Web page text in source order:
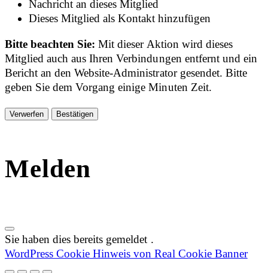
Nachricht an dieses Mitglied
Dieses Mitglied als Kontakt hinzufügen
Bitte beachten Sie:Mit dieser Aktion wird dieses
Mitglied auch aus Ihren Verbindungen entfernt und ein
Bericht an den Website-Administrator gesendet. Bitte
geben Sie dem Vorgang einige Minuten Zeit.
Bestätigen
Melden
Sie haben dies bereits gemeldet .
WordPress Cookie Hinweis von Real Cookie Banner